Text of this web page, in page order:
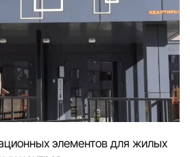
элементов для жилых